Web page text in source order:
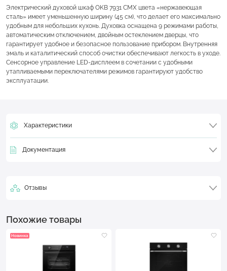
Электрический духовой шкаф OKB 7931 CMX цвета «нержавеющая
сталь» имеет уменьшенную ширину (45 см), что делает его максимально
удобным для небольших кухонь. Духовка оснащена 9 режимами работы,
автоматическим отключением, двойным остеклением дверцы, что
гарантирует удобное и безопасное пользование прибором. Внутренняя
эмаль и каталитический способ очистки обеспечивают легкость в уходе.
Сенсорное управление LED-дисплеем в сочетании с удобными
утапливаемыми переключателями режимов гарантируют удобство
эксплуатации.
Характеристики
Документация
Отзывы
Похожие товары
Новинка